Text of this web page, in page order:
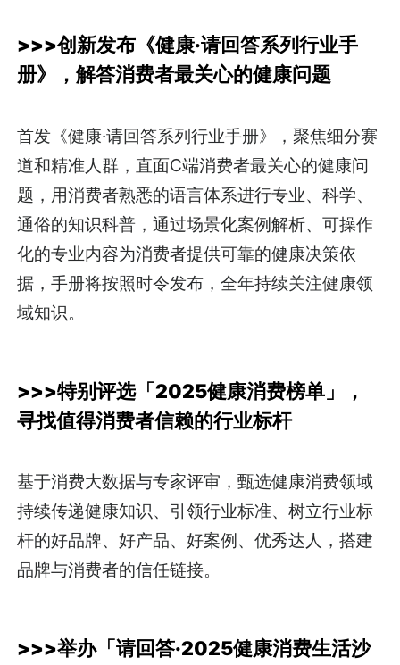
>>>创新发布《健康·请回答系列行业手
册》，解答消费者最关心的健康问题
首发《健康·请回答系列行业手册》，聚焦细分赛
道和精准人群，直面C端消费者最关心的健康问
题，用消费者熟悉的语言体系进行专业、科学、
通俗的知识科普，通过场景化案例解析、可操作
化的专业内容为消费者提供可靠的健康决策依
据，手册将按照时令发布，全年持续关注健康领
域知识。
>>>特别评选「2025健康消费榜单」，
寻找值得消费者信赖的行业标杆
基于消费大数据与专家评审，甄选健康消费领域
持续传递健康知识、引领行业标准、树立行业标
杆的好品牌、好产品、好案例、优秀达人，搭建
品牌与消费者的信任链接。
>>>举办「请回答·2025健康消费生活沙